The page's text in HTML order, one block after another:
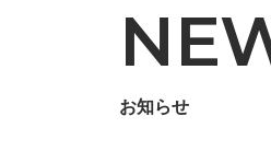
お知らせ